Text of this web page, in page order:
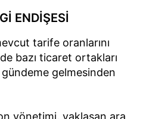
ENDİŞESİ
tarife oranlarını
bazı ticaret ortakları
gelmesinden
yönetimi, yaklaşan ara